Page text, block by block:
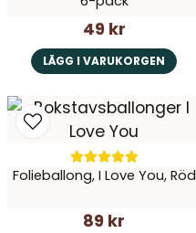
49 kr
LÄGG I VARUKORGEN
Folieballong, I Love You, Röd
89 kr